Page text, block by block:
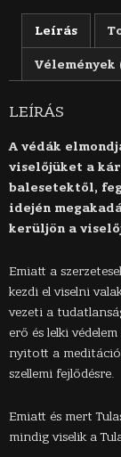
Leírás
Vélemények
LEÍRÁS
A védák
viselőjüket a
balesetektől,
idején
kerüljön a
Emiatt a
kezdi el viselni
vezeti a
erő és lelki
nyitott a
szellemi fejlődésre.
Emiatt és mert
mindig viselik a